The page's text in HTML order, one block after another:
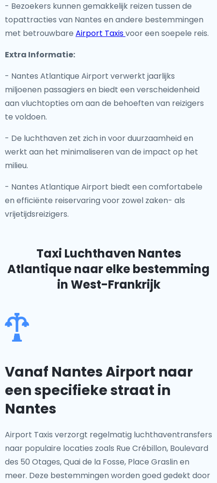
- Bezoekers kunnen gemakkelijk reizen tussen de
topattracties van Nantes en andere bestemmingen
met betrouwbare Airport Taxisvoor een soepele reis.
Extra Informatie:
- Nantes Atlantique Airport verwerkt jaarlijks
miljoenen passagiers en biedt een verscheidenheid
aan vluchtopties om aan de behoeften van reizigers
te voldoen.
- De luchthaven zet zich in voor duurzaamheid en
werkt aan het minimaliseren van de impact op het
milieu.
- Nantes Atlantique Airport biedt een comfortabele
en efficiënte reiservaring voor zowel zaken- als
vrijetijdsreizigers.
Taxi Luchthaven Nantes
Atlantiquenaar elke bestemming
in West-Frankrijk
Vanaf Nantes Airport naar
een specifieke straat in
Nantes
Airport Taxis verzorgt regelmatig luchthaventransfers
naar populaire locaties zoals Rue Crébillon, Boulevard
des 50 Otages, Quai de la Fosse, Place Graslin en
meer. Deze bestemmingen worden goed gedekt door